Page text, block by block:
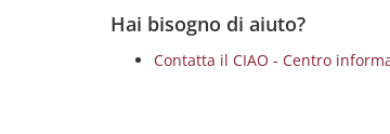
Hai bisogno di aiuto?
Contatta il CIAO - Centro